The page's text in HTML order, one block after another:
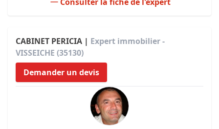
CABINET PERICIA | Expert immobilier -
VISSEICHE (35130)
Demander un devis